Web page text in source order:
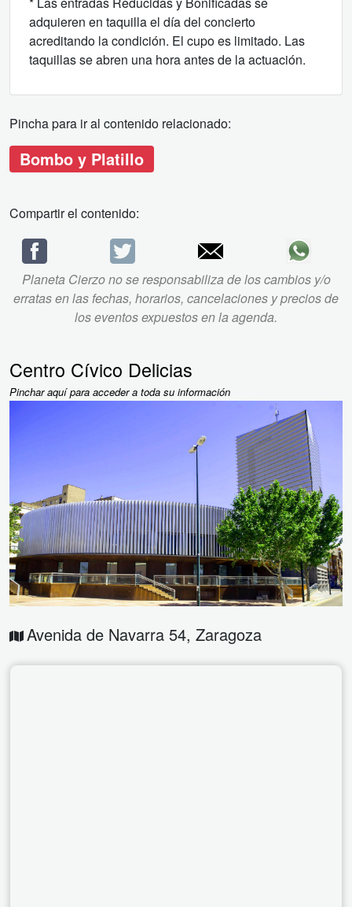
adquieren en taquilla el día del concierto
acreditando la condición. El cupo es limitado. Las
taquillas se abren una hora antes de la actuación.
Pincha para ir al contenido relacionado:
Bombo y Platillo
Compartir el contenido:
Planeta Cierzo no se responsabiliza de los cambios y/o
erratas en las fechas, horarios, cancelaciones y precios de
los eventos expuestos en la agenda.
Centro Cívico Delicias
Pinchar aquí para acceder a toda su información
Avenida de Navarra 54, Zaragoza